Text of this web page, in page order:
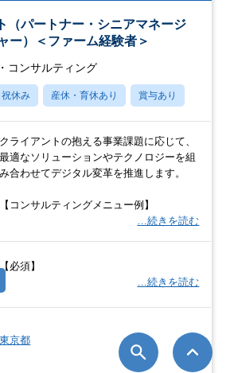
（パートナー・シニアマネージ
ー）＜ファーム経験者＞
コンサルティング
休み 産休・育休あり 賞与あり
クライアントの抱える事業課題に応じて、
最適なソリューションやテクノロジーを組
み合わせてデジタル変革を推進します。
【コンサルティングメニュー例】
…続きを読む
【必須】
…続きを読む
東京都